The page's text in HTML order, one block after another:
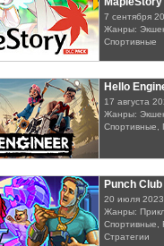
7 сентября
Жанры:
Спортивные
Hello
17 августа
Жанры:
Спортивные,
Punch
20 июля 2023
Жанры:
Спортивные,
Стратегии